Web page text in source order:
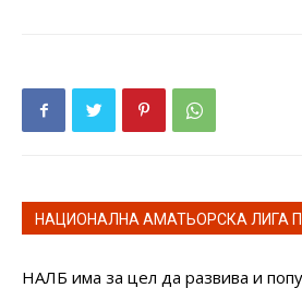
НАЦИОНАЛНА АМАТЬОРСКА ЛИГА
НАЛБ има за цел да развива и